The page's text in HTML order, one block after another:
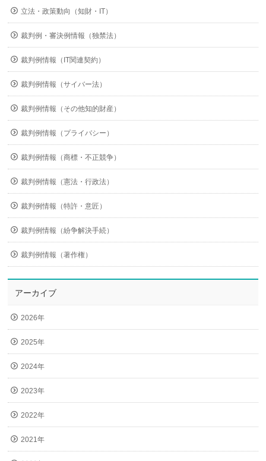
立法・政策動向（知財・IT）
裁判例・審決例情報（独禁法）
裁判例情報（IT関連契約）
裁判例情報（サイバー法）
裁判例情報（その他知的財産）
裁判例情報（プライバシー）
裁判例情報（商標・不正競争）
裁判例情報（憲法・行政法）
裁判例情報（特許・意匠）
裁判例情報（紛争解決手続）
裁判例情報（著作権）
アーカイブ
2026年
2025年
2024年
2023年
2022年
2021年